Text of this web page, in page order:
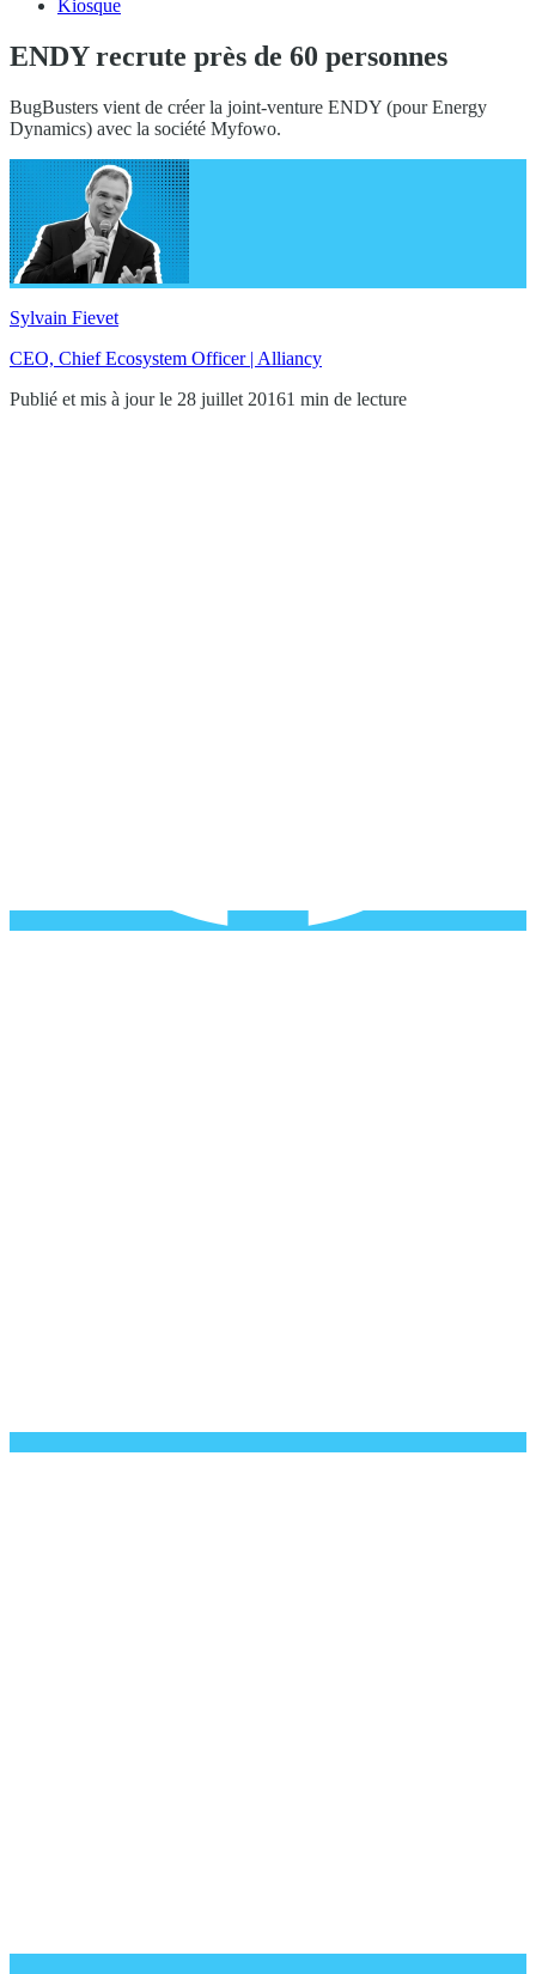
Kiosque
ENDY recrute près de 60 personnes
BugBusters vient de créer la joint-venture ENDY (pour Energy
Dynamics) avec la société Myfowo.
Sylvain Fievet
CEO, Chief Ecosystem Officer | Alliancy
Publié et mis à jour le 28 juillet 20161 min de lecture